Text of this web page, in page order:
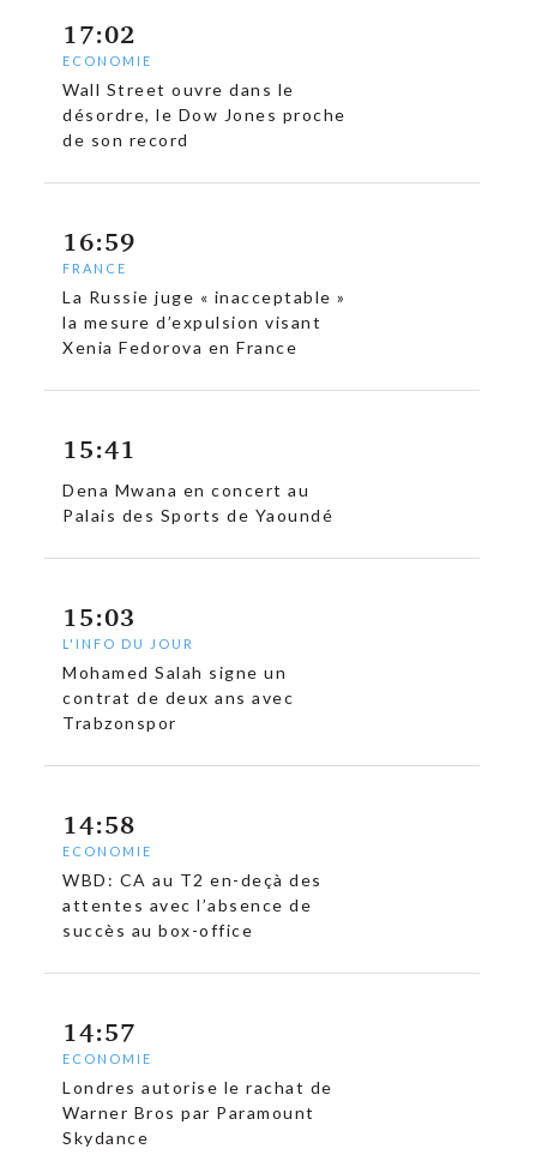
17:02
ECONOMIE
Wall Street ouvre dans le
désordre, le Dow Jones proche
de son record
16:59
FRANCE
La Russie juge « inacceptable »
la mesure d’expulsion visant
Xenia Fedorova en France
15:41
Dena Mwana en concert au
Palais des Sports de Yaoundé
15:03
L'INFO DU JOUR
Mohamed Salah signe un
contrat de deux ans avec
Trabzonspor
14:58
ECONOMIE
WBD: CA au T2 en-deçà des
attentes avec l’absence de
succès au box-office
14:57
ECONOMIE
Londres autorise le rachat de
Warner Bros par Paramount
Skydance